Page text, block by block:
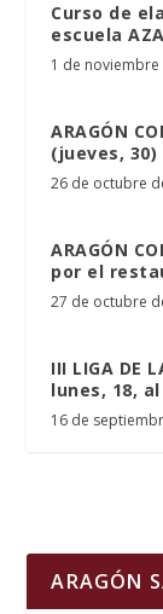
Curso de
escuela
1 de
ARAGÓN
(jueves, 30)
26 de octubre
ARAGÓN
por el
27 de octubre
III LIGA DE
lunes, 18,
16 de
ARAGÓN